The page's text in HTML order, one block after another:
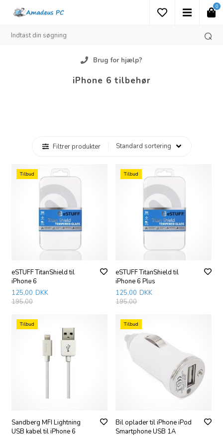
0
Brug for hjælp?
iPhone 6 tilbehør
Filtrer produkter
Tilbud
eSTUFF TitanShield til
iPhone 6
125,00 DKK
195,00
Tilbud
eSTUFF TitanShield til
iPhone 6 Plus
125,00 DKK
195,00
Tilbud
Sandberg MFI Lightning
USB kabel til iPhone 6
Tilbud
Bil oplader til iPhone iPod
Smartphone USB 1A